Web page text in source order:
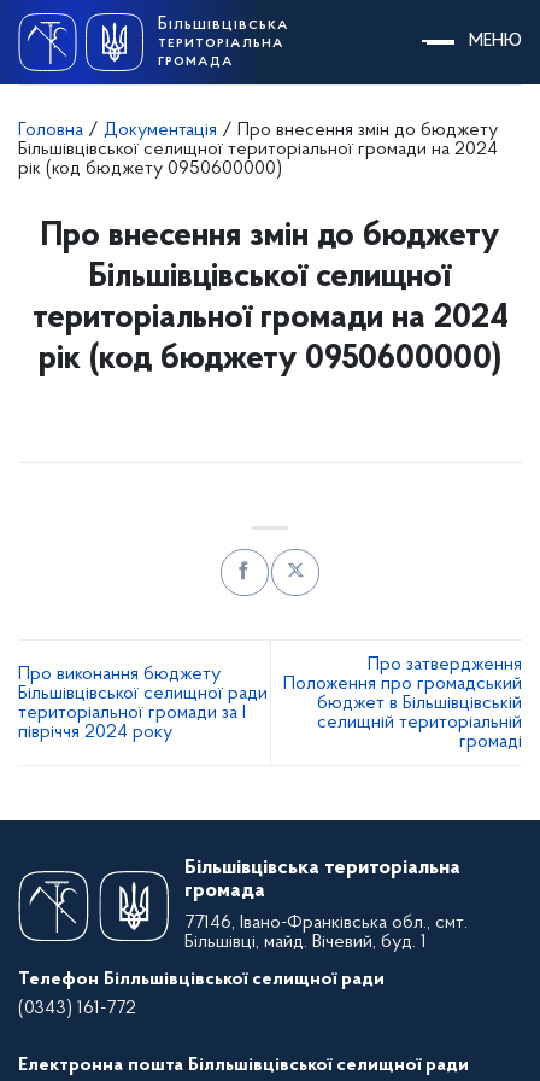
content
Більшівцівська
територіальна
громада
МЕНЮ
Головна / Документація /
Про внесення змін до бюджету
Більшівцівської селищної територіальної громади на 2024
рік (код бюджету 0950600000)
Про внесення змін до бюджету
Більшівцівської селищної
територіальної громади на 2024
рік (код бюджету 0950600000)
Про виконання бюджету
Більшівцівської селищної ради
територіальної громади за І
півріччя 2024 року
Про затвердження
Положення про громадський
бюджет в Більшівцівській
селищній територіальній
громаді
Більшівцівська територіальна
громада
77146, Івано-Франківська обл., смт.
Більшівці, майд. Вічевий, буд. 1
Телефон Білльшівцівської селищної ради
(0343) 161-772
Електронна пошта Білльшівцівської селищної ради